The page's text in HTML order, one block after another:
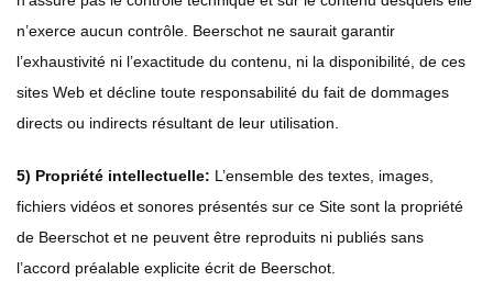
n’exerce aucun contrôle. Beerschot ne saurait garantir
l’exhaustivité ni l’exactitude du contenu, ni la disponibilité, de ces
sites Web et décline toute responsabilité du fait de dommages
directs ou indirects résultant de leur utilisation.
5) Propriété intellectuelle: L’ensemble des textes, images,
fichiers vidéos et sonores présentés sur ce Site sont la propriété
de Beerschot et ne peuvent être reproduits ni publiés sans
l’accord préalable explicite écrit de Beerschot.